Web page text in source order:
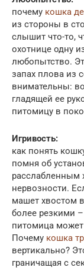
почему кошка
из стороны в
слышит что-то,
охотнице одну
любопытство.
запах плова из
внимательны:
гладящей ее
питомицу в
Игривость:
как понять
помня об
расслабленным
нервозности.
машет хвостом
более резкими
питомица может
Почему кошка
вертикально?
граничащая с